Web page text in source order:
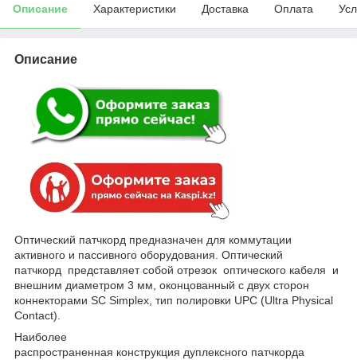
Описание Характеристики Доставка Оплата
Описание
Оптический патчкорд предназначен для коммутации
активного и пассивного оборудования. Оптический
патчкорд представляет собой отрезок оптического кабеля и
внешним диаметром 3 мм, оконцованный с двух сторон
коннекторами SC Simplex, тип полировки UPC (Ultra Physical
Contact).
Наиболее
распространенная конструкция дуплексного патчкорда